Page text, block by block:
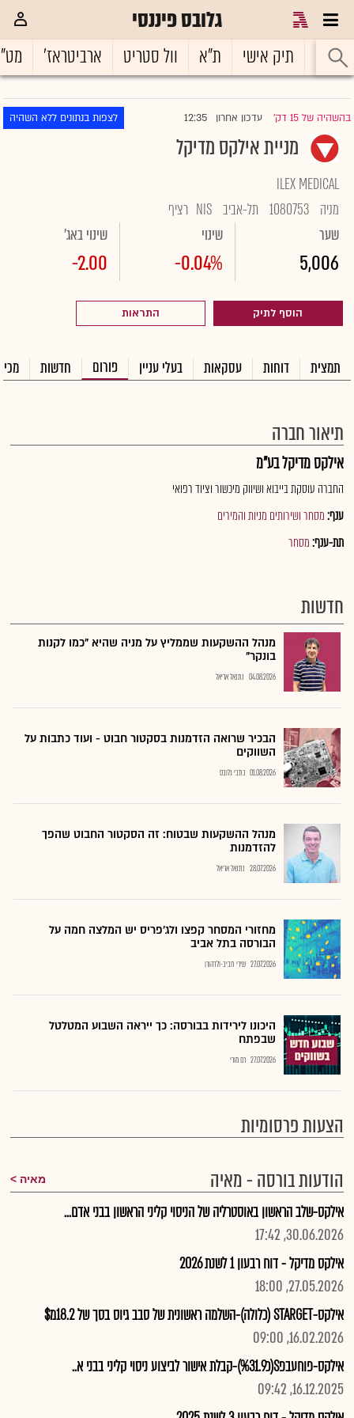
גלובס פיננסי
ראשי תיק אישי ת"א וול סטריט ארביטראז'
בהשהיה של 15 דק' |עדכון אחרון 12:35 לצפות בנתונים ללא השהיה
מניית אילקס מדיקל
ILEX MEDICAL
מניה 1080753 תל-אביב NIS רציף
שער
5,006
שינוי
-0.04%
שינוי באג'
-2.00
הוסף לתיק התראות
תמצית דוחות עסקאות בעלי עניין פורום חדשות
תיאור חברה
אילקס מדיקל בע"מ
החברה עוסקת בייבוא ושיווק מיכשור וציוד רפואי
ענף:מסחר ושירותים מניות והמירים
תת-ענף:מסחר
חדשות
מנהל ההשקעות שממליץ על מניה שהיא "כמו לקנות
בונקר"
04.08.2026 נתנאל אריאל
הבכיר שרואה הזדמנות בסקטור חבוט - ועוד כתבות על
השווקים
01.08.2026 כתבי גלובס
מנהל ההשקעות שבטוח: זה הסקטור החבוט שהפך
להזדמנות
28.07.2026 נתנאל אריאל
מחזורי המסחר קפצו ולג'פריס יש המלצה חמה על
הבורסה בתל אביב
27.07.2026 שירי חביב-ולדהורן
היכונו לירידות בבורסה: כך ייראה השבוע המטלטל
שבפתח
27.07.2026 רם מורי
הצעות פרסומיות
הודעות בורסה - מאיה
מאיה
אילקס-שלב הראשון באוסטרליה של הניסוי קליני הראשון בבני אדם...
30.06.2026, 17:42
אילקס מדיקל - דוח רבעון 1 לשנת 2026
27.05.2026, 18:00
אילקס-STARGET (כלולה)-השלמה ראשונית של סבב גיוס בסך של 18.2מ$
16.02.2026, 09:00
אילקס-פוחעבפS(כ%31.9)-קבלת אישור לביצוע ניסוי קליני בבני א..
16.12.2025, 09:42